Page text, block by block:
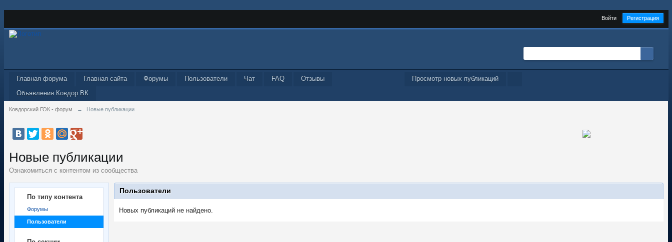
Войти Регистрация
Просмотр новых публикаций
Главная форума Главная сайта Форумы Пользователи Чат FAQ
Отзывы
Объявления Ковдор ВК
Ковдорский ГОК - форум → Новые публикации
Новые публикации
Ознакомиться с контентом из сообщества
По типу контента
Форумы
Пользователи
Пользователи
Новых публикаций не найдено.